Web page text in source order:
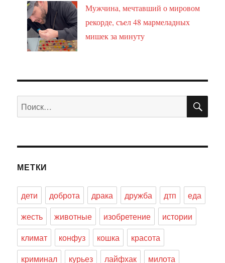
Мужчина, мечтавший о мировом
рекорде, съел 48 мармеладных
мишек за минуту
Искать:
МЕТКИ
дети доброта драка дружба дтп
еда
жесть
животные изобретение
истории
климат
конфуз кошка
красота
криминал
курьез лайфхак
милота